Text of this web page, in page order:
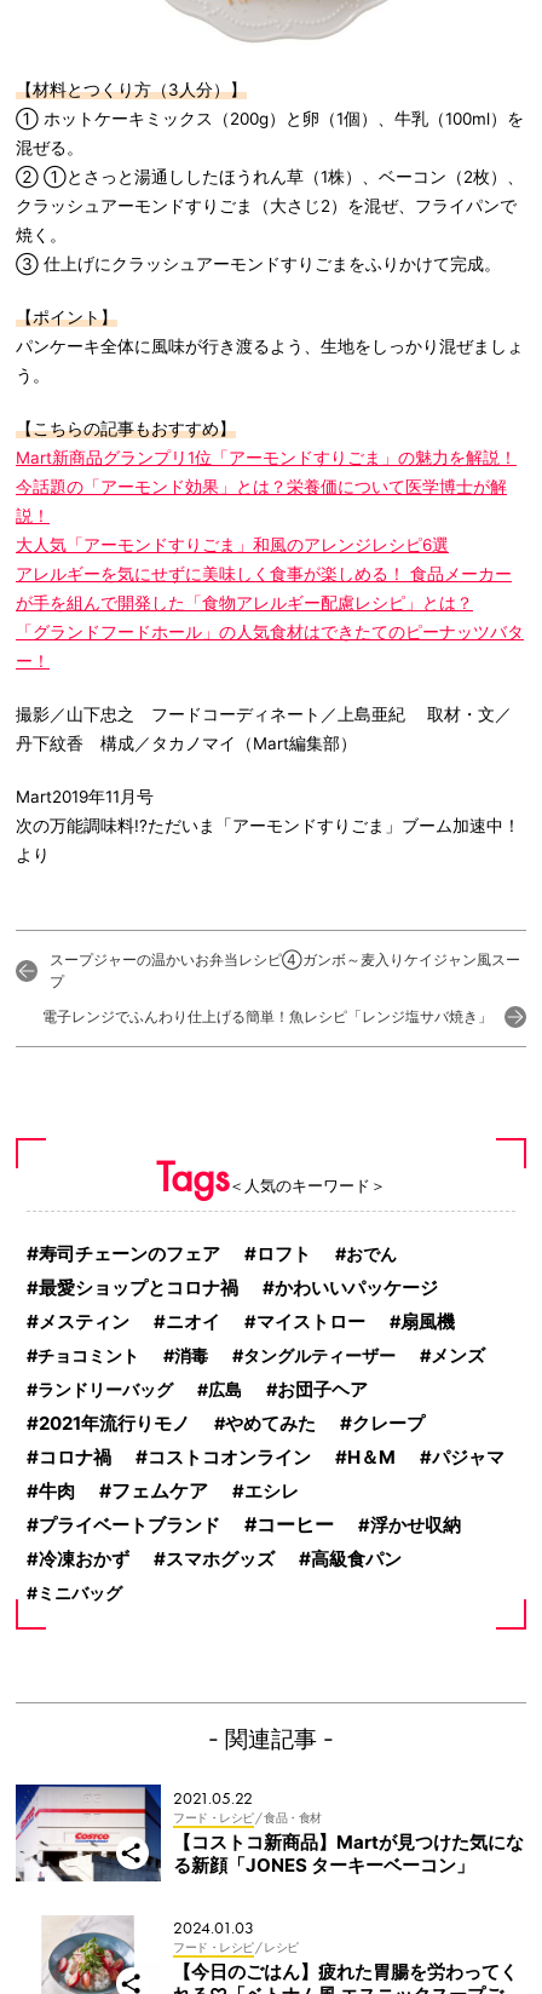
【材料とつくり方（3人分）】
① ホットケーキミックス（200g）と卵（1個）、牛乳（100ml）を
混ぜる。
② ①とさっと湯通ししたほうれん草（1株）、ベーコン（2枚）、
クラッシュアーモンドすりごま（大さじ2）を混ぜ、フライパンで
焼く。
③ 仕上げにクラッシュアーモンドすりごまをふりかけて完成。
【ポイント】
パンケーキ全体に風味が行き渡るよう、生地をしっかり混ぜましょ
う。
【こちらの記事もおすすめ】
Mart新商品グランプリ1位「アーモンドすりごま」の魅力を解説！
今話題の「アーモンド効果」とは？栄養価について医学博士が解
説！
大人気「アーモンドすりごま」和風のアレンジレシピ6選
アレルギーを気にせずに美味しく食事が楽しめる！ 食品メーカー
が手を組んで開発した「食物アレルギー配慮レシピ」とは？
「グランドフードホール」の人気食材はできたてのピーナッツバタ
ー！
撮影／山下忠之 フードコーディネート／上島亜紀 取材・文／
丹下紋香 構成／タカノマイ（Mart編集部）
Mart2019年11月号
次の万能調味料!?ただいま「アーモンドすりごま」ブーム加速中！
より
スープジャーの温かいお弁当レシピ④ガンボ～麦入りケイジャン風スー
プ
電子レンジでふんわり仕上げる簡単！魚レシピ「レンジ塩サバ焼き」
Tags＜人気のキーワード＞
寿司チェーンのフェア ロフト おでん
最愛ショップとコロナ禍
かわいいパッケージ
メスティン
ニオイ マイストロー 扇風機
チョコミント 消毒 タングルティーザー メンズ
ランドリーバッグ 広島 お団子ヘア
2021年流行りモノ やめてみた
クレープ
コロナ禍
コストコオンライン H＆M
パジャマ
牛肉
フェムケア エシレ
プライベートブランド コーヒー
浮かせ収納
冷凍おかず
スマホグッズ 高級食パン
ミニバッグ
- 関連記事 -
2021.05.22
フード・レシピ/ 食品・食材
【コストコ新商品】Martが見つけた気にな
る新顔「JONES ターキーベーコン」
2024.01.03
フード・レシピ/ レシピ
【今日のごはん】疲れた胃腸を労わってく